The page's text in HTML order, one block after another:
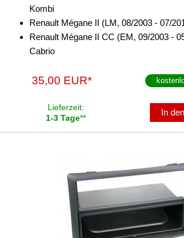
Kombi
Renault Mégane II (LM, 08/2003 - 07/
Renault Mégane II CC (EM, 09/2003 -
Cabrio
35,00 EUR*
Lieferzeit:
1-3 Tage**
In